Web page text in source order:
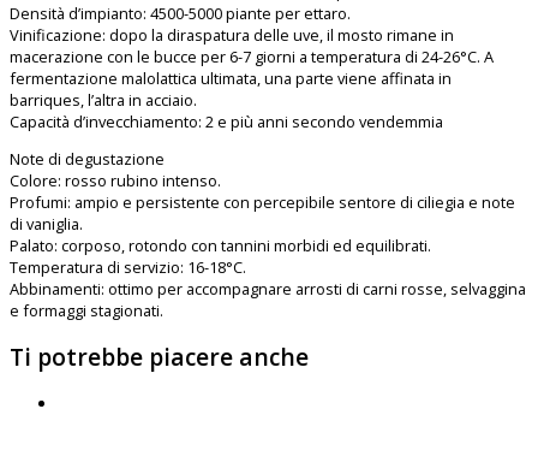
Densità d’impianto: 4500-5000 piante per ettaro.
Vinificazione: dopo la diraspatura delle uve, il mosto rimane in
macerazione con le bucce per 6-7 giorni a temperatura di 24-26°C. A
fermentazione malolattica ultimata, una parte viene affinata in
barriques, l’altra in acciaio.
Capacità d’invecchiamento: 2 e più anni secondo vendemmia
Note di degustazione
Colore: rosso rubino intenso.
Profumi: ampio e persistente con percepibile sentore di ciliegia e note
di vaniglia.
Palato: corposo, rotondo con tannini morbidi ed equilibrati.
Temperatura di servizio: 16-18°C.
Abbinamenti: ottimo per accompagnare arrosti di carni rosse, selvaggina
e formaggi stagionati.
Ti potrebbe piacere anche